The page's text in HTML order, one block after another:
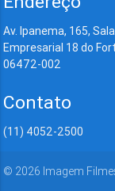
Av. Ipanema, 165,
Empresarial 18 do
06472-002
Contato
(11) 4052-2500
© 2026 Imagem